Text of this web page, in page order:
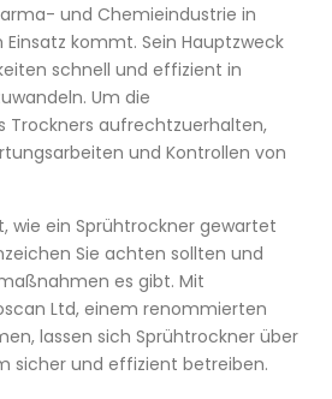
und Chemieindustrie in
kommt. Sein Hauptzweck
schnell und effizient in
Um die
Trockners aufrechtzuerhalten,
und Kontrollen von
wie ein Sprühtrockner gewartet
Sie achten sollten und
es gibt. Mit
Ltd, einem renommierten
lassen sich Sprühtrockner über
sicher und effizient betreiben.